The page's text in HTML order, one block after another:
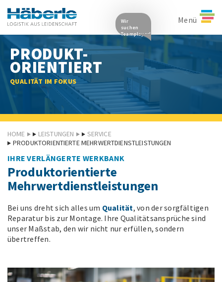
Menü
Wir
suchen
Teamplayer!
PRODUKT-
ORIENTIERT
QUALITÄT IM FOKUS
HOME LEISTUNGEN
SERVICE
PRODUKTORIENTIERTE MEHRWERTDIENSTLEISTUNGEN
IHRE VERLÄNGERTE WERKBANK
Produktorientierte
Mehrwertdienstleistungen
Bei uns dreht sich alles um Qualität, von der sorgfältigen
Reparatur bis zur Montage. Ihre Qualitätsansprüche sind
unser Maßstab, den wir nicht nur erfüllen, sondern
übertreffen.